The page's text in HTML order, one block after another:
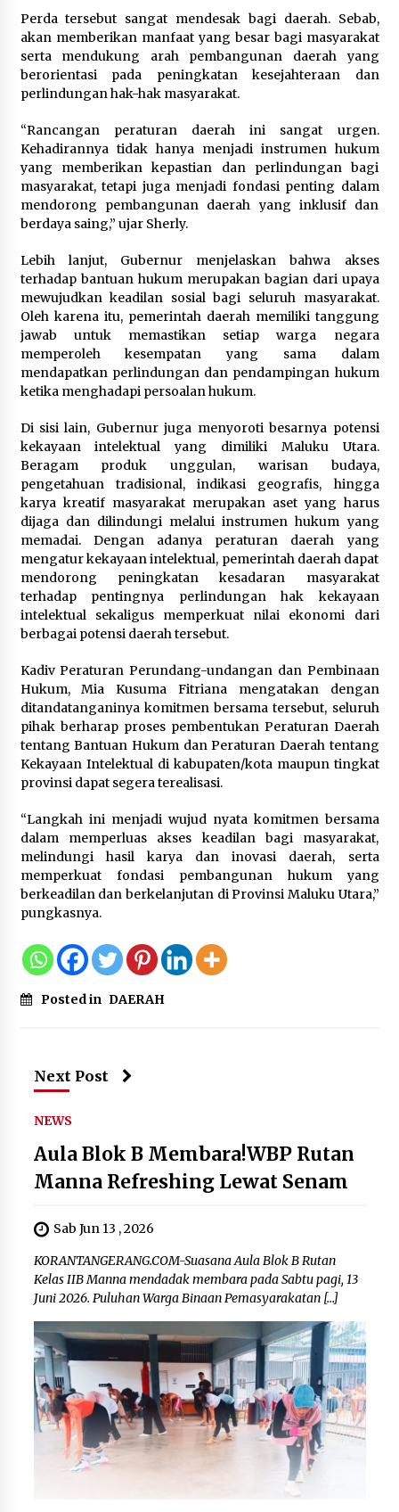
Perda tersebut sangat mendesak bagi daerah. Sebab,
akan memberikan manfaat yang besar bagi masyarakat
serta mendukung arah pembangunan daerah yang
berorientasi pada peningkatan kesejahteraan dan
perlindungan hak-hak masyarakat.
“Rancangan peraturan daerah ini sangat urgen.
Kehadirannya tidak hanya menjadi instrumen hukum
yang memberikan kepastian dan perlindungan bagi
masyarakat, tetapi juga menjadi fondasi penting dalam
mendorong pembangunan daerah yang inklusif dan
berdaya saing,” ujar Sherly.
Lebih lanjut, Gubernur menjelaskan bahwa akses
terhadap bantuan hukum merupakan bagian dari upaya
mewujudkan keadilan sosial bagi seluruh masyarakat.
Oleh karena itu, pemerintah daerah memiliki tanggung
jawab untuk memastikan setiap warga negara
memperoleh kesempatan yang sama dalam
mendapatkan perlindungan dan pendampingan hukum
ketika menghadapi persoalan hukum.
Di sisi lain, Gubernur juga menyoroti besarnya potensi
kekayaan intelektual yang dimiliki Maluku Utara.
Beragam produk unggulan, warisan budaya,
pengetahuan tradisional, indikasi geografis, hingga
karya kreatif masyarakat merupakan aset yang harus
dijaga dan dilindungi melalui instrumen hukum yang
memadai. Dengan adanya peraturan daerah yang
mengatur kekayaan intelektual, pemerintah daerah dapat
mendorong peningkatan kesadaran masyarakat
terhadap pentingnya perlindungan hak kekayaan
intelektual sekaligus memperkuat nilai ekonomi dari
berbagai potensi daerah tersebut.
Kadiv Peraturan Perundang-undangan dan Pembinaan
Hukum, Mia Kusuma Fitriana mengatakan dengan
ditandatanganinya komitmen bersama tersebut, seluruh
pihak berharap proses pembentukan Peraturan Daerah
tentang Bantuan Hukum dan Peraturan Daerah tentang
Kekayaan Intelektual di kabupaten/kota maupun tingkat
provinsi dapat segera terealisasi.
“Langkah ini menjadi wujud nyata komitmen bersama
dalam memperluas akses keadilan bagi masyarakat,
melindungi hasil karya dan inovasi daerah, serta
memperkuat fondasi pembangunan hukum yang
berkeadilan dan berkelanjutan di Provinsi Maluku Utara,”
pungkasnya.
Posted in DAERAH
Next Post
NEWS
Aula Blok B Membara!WBP Rutan
Manna Refreshing Lewat Senam
Sab Jun 13 , 2026
KORANTANGERANG.COM-Suasana Aula Blok B Rutan
Kelas IIB Manna mendadak membara pada Sabtu pagi, 13
Juni 2026. Puluhan Warga Binaan Pemasyarakatan […]